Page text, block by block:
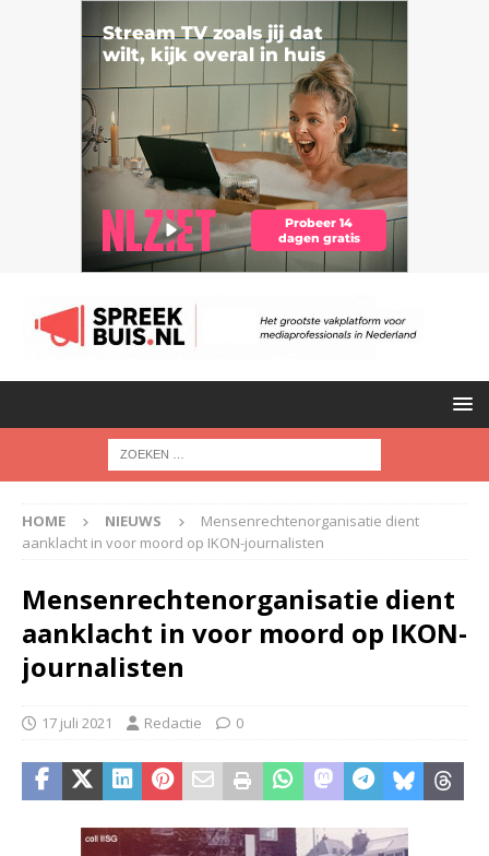
HOME NIEUWS
Mensenrechtenorganisatie dient
aanklacht in voor moord op IKON-journalisten
Mensenrechtenorganisatie dient
aanklacht in voor moord op IKON-
journalisten
17 juli 2021 Redactie 0